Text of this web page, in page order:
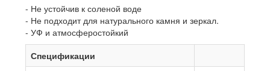
Не устойчив к соленой воде
Не подходит для натурального камня и зеркал.
УФ и атмосферостойкий
Спецификации